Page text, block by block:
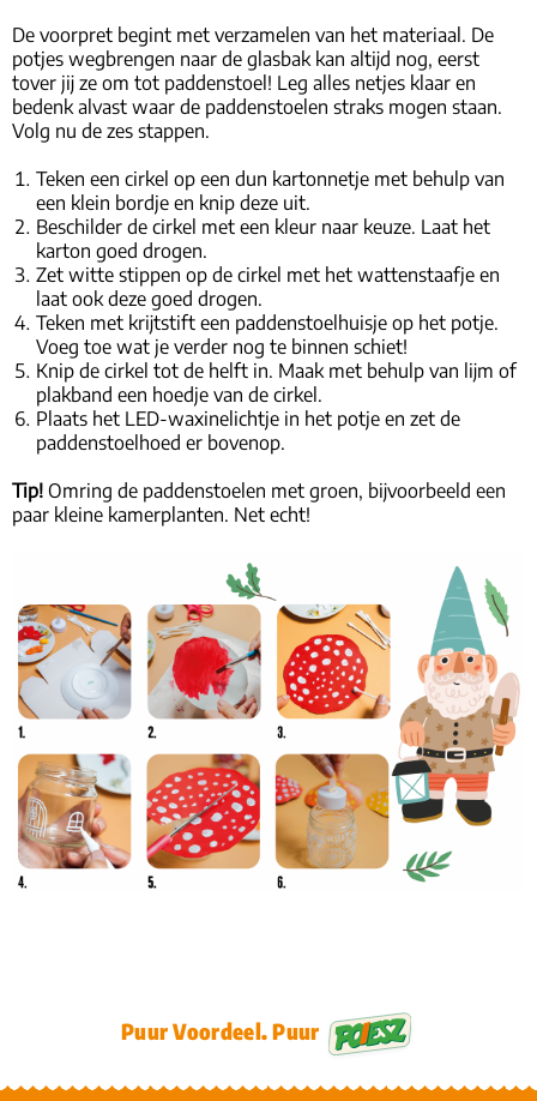
De voorpret begint met verzamelen van het materiaal. De
potjes wegbrengen naar de glasbak kan altijd nog, eerst
tover jij ze om tot paddenstoel! Leg alles netjes klaar en
bedenk alvast waar de paddenstoelen straks mogen staan.
Volg nu de zes stappen.
Teken een cirkel op een dun kartonnetje met behulp van
een klein bordje en knip deze uit.
Beschilder de cirkel met een kleur naar keuze. Laat het
karton goed drogen.
Zet witte stippen op de cirkel met het wattenstaafje en
laat ook deze goed drogen.
Teken met krijtstift een paddenstoelhuisje op het potje.
Voeg toe wat je verder nog te binnen schiet!
Knip de cirkel tot de helft in. Maak met behulp van lijm of
plakband een hoedje van de cirkel.
Plaats het LED-waxinelichtje in het potje en zet de
paddenstoelhoed er bovenop.
Tip! Omring de paddenstoelen met groen, bijvoorbeeld een
paar kleine kamerplanten. Net echt!
Puur Voordeel. Puur